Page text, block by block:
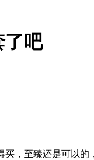
了吧
买，至臻还是可以的